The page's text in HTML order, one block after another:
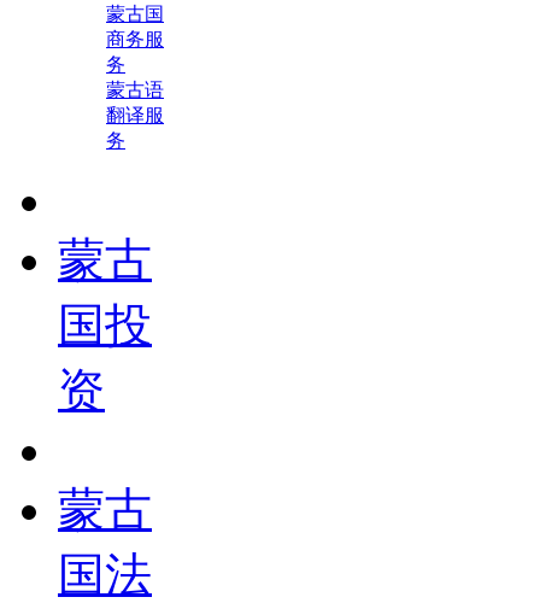
蒙古国
商务服
务
蒙古语
翻译服
务
蒙古
国投
资
蒙古
国法